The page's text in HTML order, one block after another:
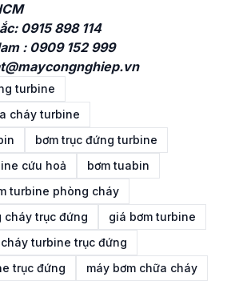
0915 898 114
: 0909 152 999
turbine
cháy turbine
bơm trục đứng turbine
cứu hoả
bơm tuabin
turbine phòng cháy
cháy trục đứng
giá bơm turbine
turbine trục đứng
trục đứng
máy bơm chữa cháy